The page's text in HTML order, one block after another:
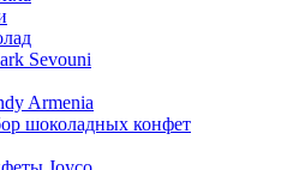
Sevouni
Armenia
шоколадных конфет